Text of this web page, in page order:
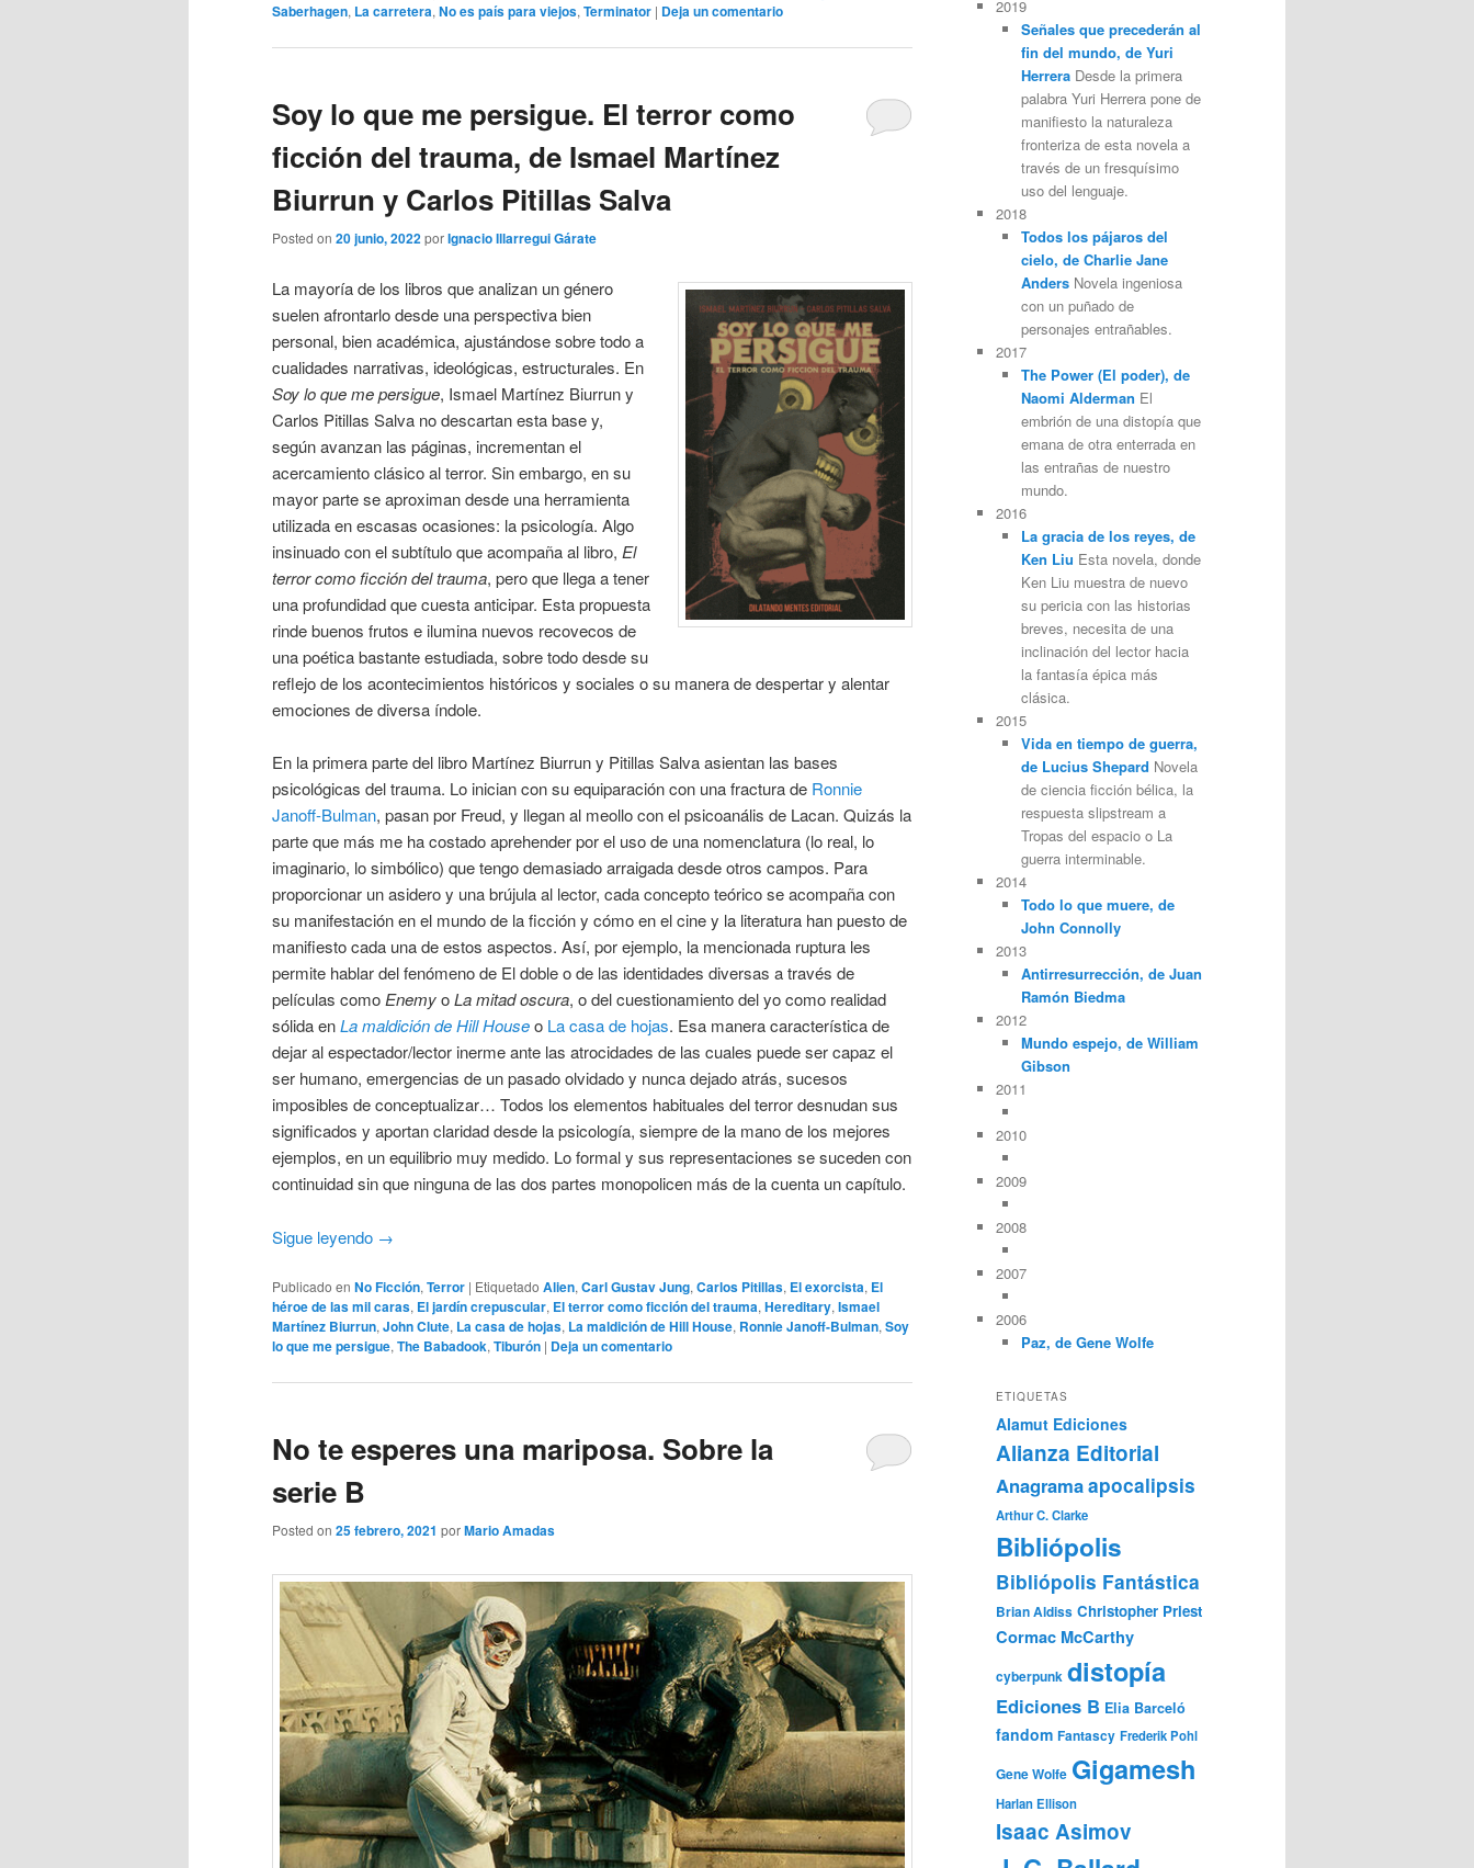
Saberhagen, La carretera, No es país para viejos, Terminator | Deja un comentario
Soy lo que me persigue. El terror como
ficción del trauma, de Ismael Martínez
Biurrun y Carlos Pitillas Salva
Posted on 20 junio, 2022porIgnacio Illarregui Gárate
La mayoría de los libros que analizan un género
suelen afrontarlo desde una perspectiva bien
personal, bien académica, ajustándose sobre todo a
cualidades narrativas, ideológicas, estructurales. En
Soy lo que me persigue, Ismael Martínez Biurrun y
Carlos Pitillas Salva no descartan esta base y,
según avanzan las páginas, incrementan el
acercamiento clásico al terror. Sin embargo, en su
mayor parte se aproximan desde una herramienta
utilizada en escasas ocasiones: la psicología. Algo
insinuado con el subtítulo que acompaña al libro, El
terror como ficción del trauma, pero que llega a tener
una profundidad que cuesta anticipar. Esta propuesta
rinde buenos frutos e ilumina nuevos recovecos de
una poética bastante estudiada, sobre todo desde su
reflejo de los acontecimientos históricos y sociales o su manera de despertar y alentar
emociones de diversa índole.
En la primera parte del libro Martínez Biurrun y Pitillas Salva asientan las bases
psicológicas del trauma. Lo inician con su equiparación con una fractura de Ronnie
Janoff-Bulman, pasan por Freud, y llegan al meollo con el psicoanális de Lacan. Quizás la
parte que más me ha costado aprehender por el uso de una nomenclatura (lo real, lo
imaginario, lo simbólico) que tengo demasiado arraigada desde otros campos. Para
proporcionar un asidero y una brújula al lector, cada concepto teórico se acompaña con
su manifestación en el mundo de la ficción y cómo en el cine y la literatura han puesto de
manifiesto cada una de estos aspectos. Así, por ejemplo, la mencionada ruptura les
permite hablar del fenómeno de El doble o de las identidades diversas a través de
películas como EnemyoLa mitad oscura, o del cuestionamiento del yo como realidad
sólida enLa maldición de Hill Houseo La casa de hojas. Esa manera característica de
dejar al espectador/lector inerme ante las atrocidades de las cuales puede ser capaz el
ser humano, emergencias de un pasado olvidado y nunca dejado atrás, sucesos
imposibles de conceptualizar… Todos los elementos habituales del terror desnudan sus
significados y aportan claridad desde la psicología, siempre de la mano de los mejores
ejemplos, en un equilibrio muy medido. Lo formal y sus representaciones se suceden con
continuidad sin que ninguna de las dos partes monopolicen más de la cuenta un capítulo.
Sigue leyendo →
Publicado en No Ficción, Terror | Etiquetado Alien, Carl Gustav Jung, Carlos Pitillas, El exorcista, El
héroe de las mil caras, El jardín crepuscular, El terror como ficción del trauma, Hereditary, Ismael
Martínez Biurrun, John Clute, La casa de hojas, La maldición de Hill House, Ronnie Janoff-Bulman, Soy
lo que me persigue, The Babadook, Tiburón | Deja un comentario
No te esperes una mariposa. Sobre la
serie B
Posted on 25 febrero, 2021 porMario Amadas
2019
Señales que precederán al
fin del mundo, de Yuri
HerreraDesde la primera
palabra Yuri Herrera pone de
manifiesto la naturaleza
fronteriza de esta novela a
través de un fresquísimo
uso del lenguaje.
2018
Todos los pájaros del
cielo, de Charlie Jane
AndersNovela ingeniosa
con un puñado de
personajes entrañables.
2017
The Power (El poder), de
Naomi Alderman El
embrión de una distopía que
emana de otra enterrada en
las entrañas de nuestro
mundo.
2016
La gracia de los reyes, de
Ken Liu Esta novela, donde
Ken Liu muestra de nuevo
su pericia con las historias
breves, necesita de una
inclinación del lector hacia
la fantasía épica más
clásica.
2015
Vida en tiempo de guerra,
de Lucius Shepard Novela
de ciencia ficción bélica, la
respuesta slipstream a
Tropas del espacio o La
guerra interminable.
2014
Todo lo que muere, de
John Connolly
2013
Antirresurrección, de Juan
Ramón Biedma
2012
Mundo espejo, de William
Gibson
2011
2010
2009
2008
2007
2006
Paz, de Gene Wolfe
ETIQUETAS
Alamut Ediciones
Alianza Editorial
Anagramaapocalipsis
Arthur C. Clarke
Bibliópolis
Bibliópolis Fantástica
Brian Aldiss Christopher Priest
Cormac McCarthy
cyberpunk distopía
Ediciones B Elia Barceló
fandom Fantascy Frederik Pohl
Gene Wolfe Gigamesh
Harlan Ellison
Isaac Asimov